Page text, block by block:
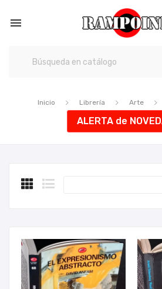

Inicio Librería Arte
ALERTA de